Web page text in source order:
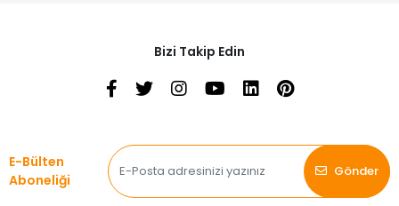
Bizi Takip Edin
E-Bülten
Aboneliği
Gönder